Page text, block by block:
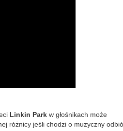
Linkin Park w głośnikach może
różnicy jeśli chodzi o muzyczny